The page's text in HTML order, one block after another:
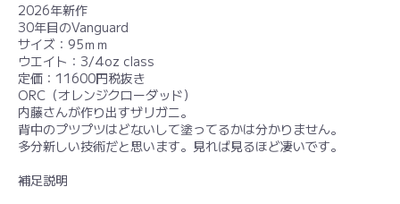
2026年新作
30年目のVanguard
サイズ：95ｍｍ
ウエイト：3/4oz class
定価：11600円税抜き
ORC（オレンジクローダッド）
内藤さんが作り出すザリガニ。
背中のプツプツはどないして塗ってるかは分かりません。
多分新しい技術だと思います。見れば見るほど凄いです。
補足説明